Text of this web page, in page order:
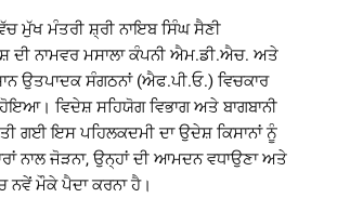
ਮੁੱਖ ਮੰਤਰੀ ਸ਼੍ਰੀ ਨਾਇਬ ਸਿੰਘ ਸੈਣੀ
ਦੀ ਨਾਮਵਰ ਮਸਾਲਾ ਕੰਪਨੀ ਐਮ.ਡੀ.ਐਚ. ਅਤੇ
ਉਤਪਾਦਕ ਸੰਗਠਨਾਂ (ਐਫ.ਪੀ.ਓ.) ਵਿਚਕਾਰ
ਵਿਦੇਸ਼ ਸਹਿਯੋਗ ਵਿਭਾਗ ਅਤੇ ਬਾਗਬਾਨੀ
ਗਈ ਇਸ ਪਹਿਲਕਦਮੀ ਦਾ ਉਦੇਸ਼ ਕਿਸਾਨਾਂ ਨੂੰ
ਨਾਲ ਜੋੜਨਾ, ਉਨ੍ਹਾਂ ਦੀ ਆਮਦਨ ਵਧਾਉਣਾ ਅਤੇ
ਨਵੇਂ ਮੌਕੇ ਪੈਦਾ ਕਰਨਾ ਹੈ।